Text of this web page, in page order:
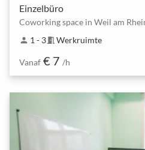
Einzelbüro
person 1 - 3meeting_room Werkruimte
Vanaf € 7 /h